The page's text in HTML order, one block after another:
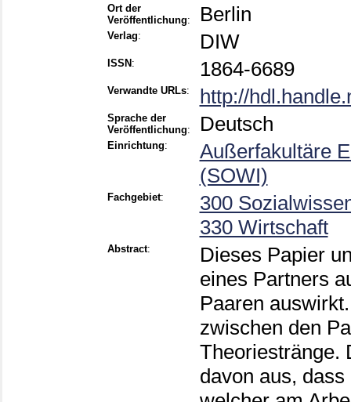
Ort der
Veröffentlichung: Berlin
Verlag: DIW
ISSN : 1864-6689
Verwandte URLs: http://
Sprache der
Veröffentlichung: Deutsch
Einrichtung:
Außerfakultäre
(SOWI)
Fachgebiet:
300
330 Wirtschaft
Abstract:
Dieses Papier
eines Partners
Paaren
zwischen den
Theoriestränge.
davon aus,